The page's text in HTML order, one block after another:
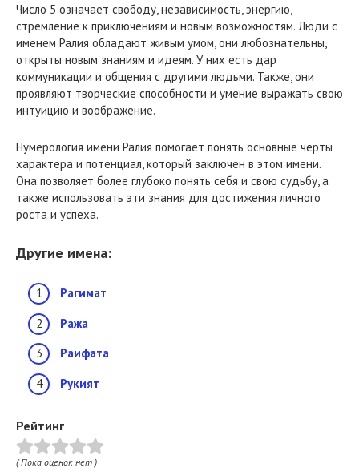
Число 5 означает свободу, независимость, энергию,
стремление к приключениям и новым возможностям. Люди с
именем Ралия обладают живым умом, они любознательны,
открыты новым знаниям и идеям. У них есть дар
коммуникации и общения с другими людьми. Также, они
проявляют творческие способности и умение выражать свою
интуицию и воображение.
Нумерология имени Ралия помогает понять основные черты
характера и потенциал, который заключен в этом имени.
Она позволяет более глубоко понять себя и свою судьбу, а
также использовать эти знания для достижения личного
роста и успеха.
Другие имена:
Рагимат
Ража
Раифата
Рукият
Рейтинг
( Пока оценок нет )